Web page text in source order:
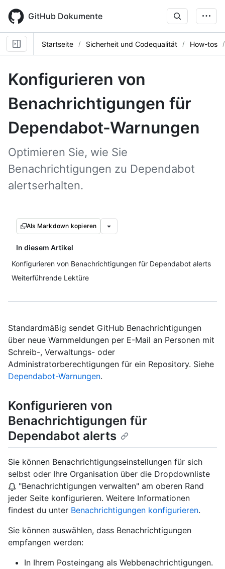
main
content
GitHub Dokumente
Startseite Sicherheit und Codequalität How-tos
Konfigurieren von
Benachrichtigungen für
Dependabot-Warnungen
Optimieren Sie, wie Sie
Benachrichtigungen zu Dependabot
alertserhalten.
Als Markdown kopieren
In diesem Artikel
Konfigurieren von Benachrichtigungen für Dependabot alerts
Weiterführende Lektüre
Standardmäßig sendet GitHub Benachrichtigungen
über neue Warnmeldungen per E-Mail an Personen mit
Schreib-, Verwaltungs- oder
Administratorberechtigungen für ein Repository. Siehe
Dependabot-Warnungen.
Konfigurieren von
Benachrichtigungen für
Dependabot alerts
Sie können Benachrichtigungseinstellungen für sich
selbst oder Ihre Organisation über die Dropdownliste
"Benachrichtigungen verwalten" am oberen Rand
jeder Seite konfigurieren. Weitere Informationen
findest du unter Benachrichtigungen konfigurieren.
Sie können auswählen, dass Benachrichtigungen
empfangen werden:
In Ihrem Posteingang als Webbenachrichtigungen.